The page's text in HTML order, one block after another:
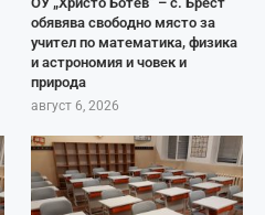
обявява свободно място за
учител по математика, физика
и астрономия и човек и
природа
август 6, 2026